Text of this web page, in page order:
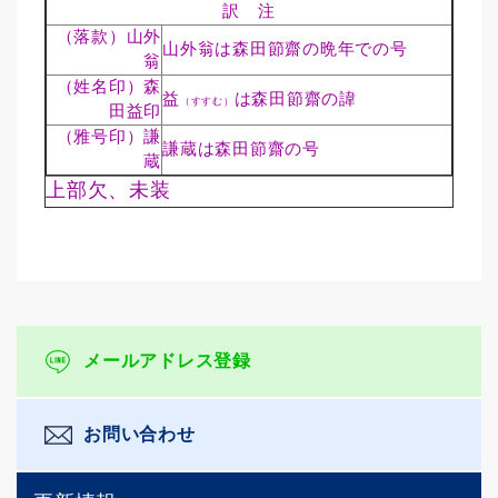
訳 注
（落款）山外
翁
山外翁は森田節齋の晩年での号
（姓名印）森
田益印
益 （すすむ） は森田節齋の諱
（雅号印）謙
蔵
謙蔵は森田節齋の号
上部欠、未装
メールアドレス登録
お問い合わせ